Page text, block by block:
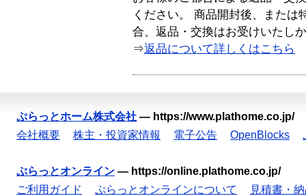
ください。 商品開封後、または
合、返品・交換はお受けいたし
⇒返品について詳しくはこちら
ぷらっとホーム株式会社 — https://www.plathome.co.jp/
会社概要
株主・投資家情報 電子公告 OpenBlocks
ぷらっとオンライン — https://online.plathome.co.jp/
ご利用ガイド
ぷらっとオンラインについて
見積書・